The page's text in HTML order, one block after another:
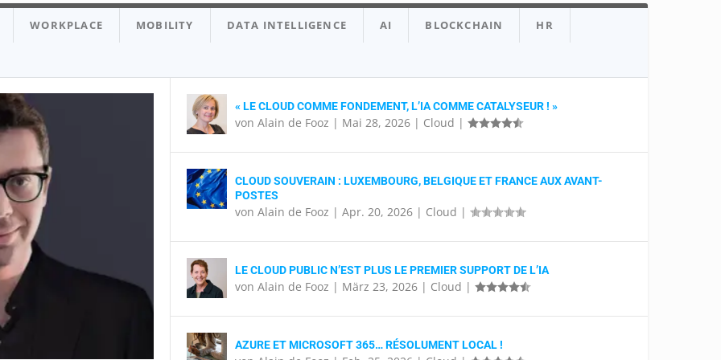
SOUVERAINS
LA DONNE
»ÊTRE »
WORKPLACE MOBILITY DATA INTELLIGENCE AI BLOCKCHAIN HR
« LE CLOUD COMME FONDEMENT, L’IA COMME CATALYSEUR ! »
von Alain de Fooz | Mai 28, 2026 | Cloud |
CLOUD SOUVERAIN : LUXEMBOURG, BELGIQUE ET FRANCE AUX AVANT-
POSTES
von Alain de Fooz | Apr. 20, 2026 | Cloud |
LE CLOUD PUBLIC N’EST PLUS LE PREMIER SUPPORT DE L’IA
von Alain de Fooz | März 23, 2026 | Cloud |
AZURE ET MICROSOFT 365… RÉSOLUMENT LOCAL !